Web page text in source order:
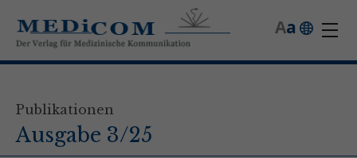
a
A
Publikationen
Ausgabe 3/25